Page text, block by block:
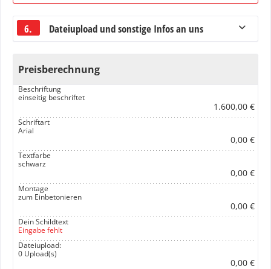
6. Dateiupload und sonstige Infos an uns
Preisberechnung
Beschriftung
einseitig beschriftet
1.600,00 €
Schriftart
Arial
0,00 €
Textfarbe
schwarz
0,00 €
Montage
zum Einbetonieren
0,00 €
Dein Schildtext
Eingabe fehlt
Dateiupload:
0 Upload(s)
0,00 €